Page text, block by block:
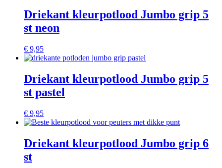
Driekant kleurpotlood Jumbo grip 5
st neon
€ 9,95
Driekant kleurpotlood Jumbo grip 5
st pastel
€ 9,95
Driekant kleurpotlood Jumbo grip 6
st